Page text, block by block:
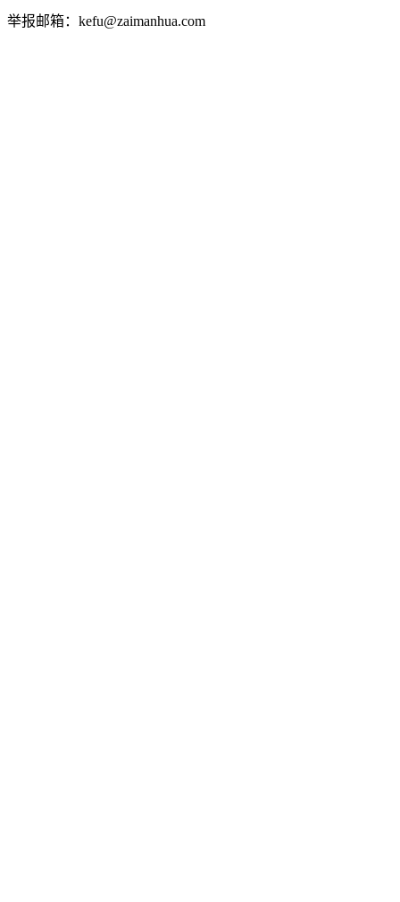
举报邮箱：kefu@zaimanhua.com